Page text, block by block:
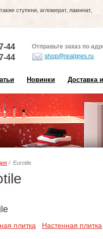
ступени, агломерат, ламинат,
44
44
Отправьте заказ по
shop@realgres.ru
Новинки Доставка
/ Eurotile
плитка Настенная плитка